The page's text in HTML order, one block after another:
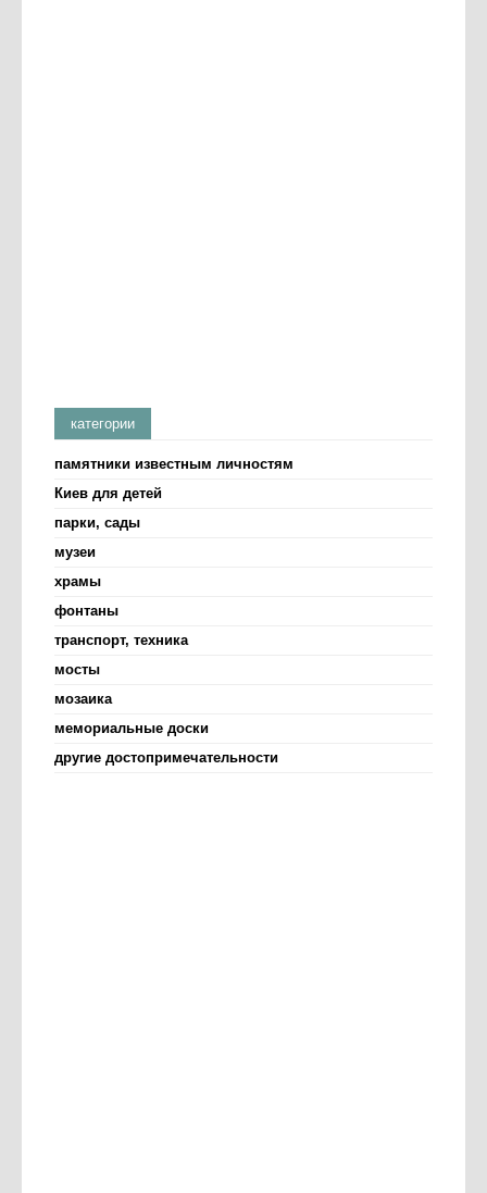
категории
памятники известным личностям
Киев для детей
парки, сады
музеи
храмы
фонтаны
транспорт, техника
мосты
мозаика
мемориальные доски
другие достопримечательности